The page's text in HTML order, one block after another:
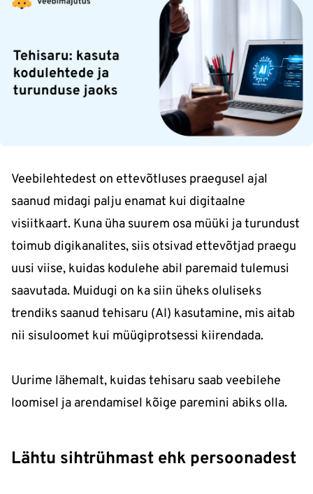
Veebilehtedest on ettevõtluses praegusel ajal
saanud midagi palju enamat kui digitaalne
visiitkaart. Kuna üha suurem osa müüki ja turundust
toimub digikanalites, siis otsivad ettevõtjad praegu
uusi viise, kuidas kodulehe abil paremaid tulemusi
saavutada. Muidugi on ka siin üheks oluliseks
trendiks saanud tehisaru (AI) kasutamine, mis aitab
nii sisuloomet kui müügiprotsessi kiirendada.
Uurime lähemalt, kuidas tehisaru saab veebilehe
loomisel ja arendamisel kõige paremini abiks olla.
Lähtu sihtrühmast ehk persoonadest